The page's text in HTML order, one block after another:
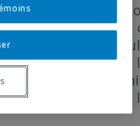
être ingérées
en conserve
Des
l’organisme par
contact avec
du BPA, comme